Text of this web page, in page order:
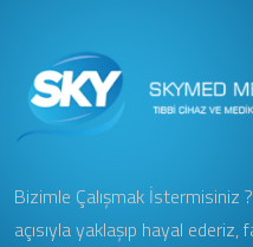
Bizimle Çalışmak İstermisiniz
açısıyla yaklaşıp hayal